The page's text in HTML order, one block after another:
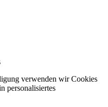
verwenden wir Cookies
personalisiertes